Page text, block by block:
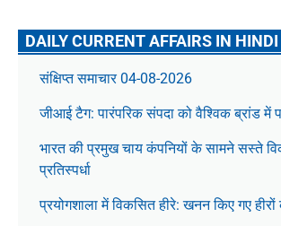
DAILY CURRENT AFFAIRS IN HINDI
संक्षिप्त समाचार 04-08-2026
जीआई टैग: पारंपरिक संपदा को वैश्विक ब्रांड में
भारत की प्रमुख चाय कंपनियों के सामने सस्ते
प्रतिस्पर्धा
प्रयोगशाला में विकसित हीरे: खनन किए गए